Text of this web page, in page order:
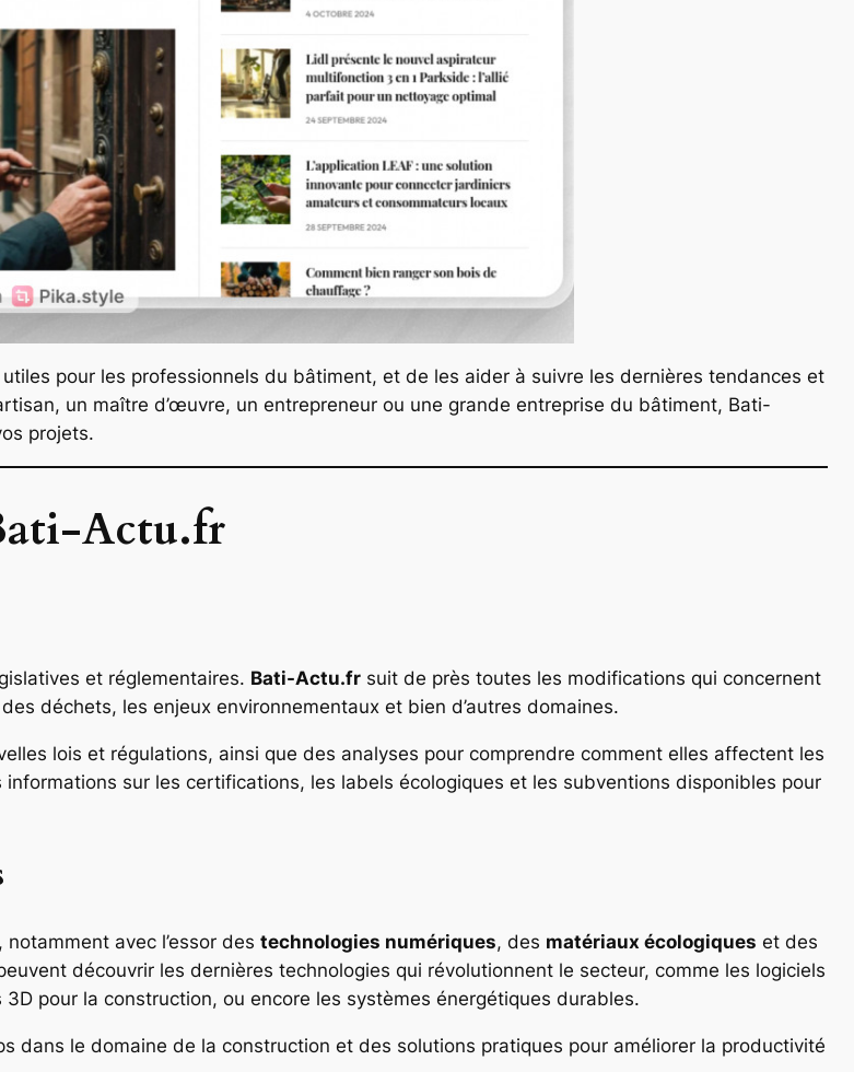
pour les professionnels du bâtiment, et de les aider à suivre les dernières tendances et
un maître d’œuvre, un entrepreneur ou une grande entreprise du bâtiment, Bati-
projets.
Actu.fr
et réglementaires. Bati-Actu.fr suit de près toutes les modifications qui concernent
déchets, les enjeux environnementaux et bien d’autres domaines.
lois et régulations, ainsi que des analyses pour comprendre comment elles affectent les
sur les certifications, les labels écologiques et les subventions disponibles pour
avec l’essor des technologies numériques, des matériaux écologiques et des
découvrir les dernières technologies qui révolutionnent le secteur, comme les logiciels
pour la construction, ou encore les systèmes énergétiques durables.
dans le domaine de la construction et des solutions pratiques pour améliorer la productivité